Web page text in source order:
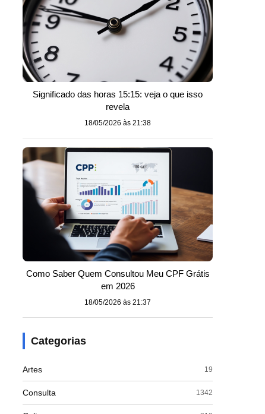
Significado das horas 15:15: veja o que isso
revela
18/05/2026 às 21:38
Como Saber Quem Consultou Meu CPF Grátis
em 2026
18/05/2026 às 21:37
Categorias
Artes 19
Consulta 1342